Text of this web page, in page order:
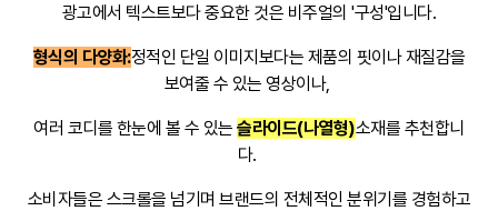
광고에서 텍스트보다 중요한 것은 비주얼의 '구성'입니다.
형식의 다양화:정적인 단일 이미지보다는 제품의 핏이나 재질감을
보여줄 수 있는 영상이나,
여러 코디를 한눈에 볼 수 있는슬라이드(나열형)소재를 추천합니
다.
소비자들은 스크롤을 넘기며 브랜드의 전체적인 분위기를 경험하고